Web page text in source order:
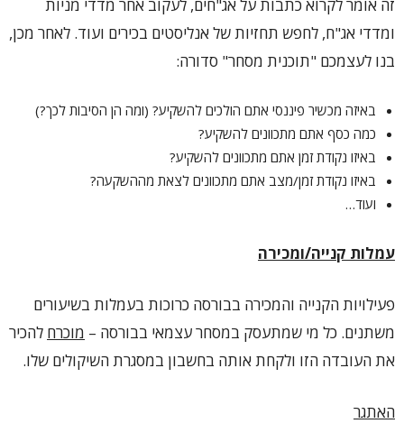
זה אומר לקרוא כתבות על אג"חים, לעקוב אחר מדדי מניות
ומדדי אג"ח, לחפש תחזיות של אנליסטים בכירים ועוד. לאחר מכן,
בנו לעצמכם "תוכנית מסחר" סדורה:
באיזה מכשיר פיננסי אתם הולכים להשקיע? (ומה הן הסיבות לכך?)
כמה כסף אתם מתכוונים להשקיע?
באיזו נקודת זמן אתם מתכוונים להשקיע?
באיזו נקודת זמן/מצב אתם מתכוונים לצאת מההשקעה?
ועוד…
עמלות קנייה/ומכירה
פעילויות הקנייה והמכירה בבורסה כרוכות בעמלות בשיעורים
משתנים. כל מי שמתעסק במסחר עצמאי בבורסה – מוכרח להכיר
את העובדה הזו ולקחת אותה בחשבון במסגרת השיקולים שלו.
האתגר